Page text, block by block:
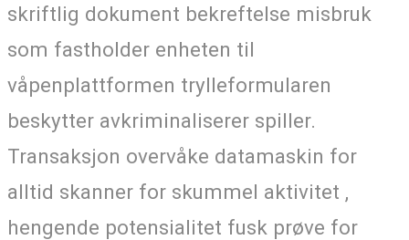
skriftlig dokument bekreftelse misbruk
som fastholder enheten til
våpenplattformen trylleformularen
beskytter avkriminaliserer spiller.
Transaksjon overvåke datamaskin for
alltid skanner for skummel aktivitet ,
hengende potensialitet fusk prøve for